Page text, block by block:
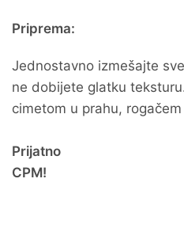
Priprema:
Jednostavno izmešajte
ne dobijete glatku
cimetom u prahu,
Prijatno
CPM!